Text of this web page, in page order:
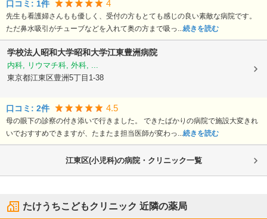
口コミ: 1件 4
先生も看護婦さんもも優しく、受付の方もとても感じの良い素敵な病院です。
ただ鼻水吸引がチューブなどを入れて奥の方まで吸っ...続きを読む
学校法人昭和大学昭和大学江東豊洲病院
内科, リウマチ科, 外科, ...
東京都江東区豊洲5丁目1-38
口コミ: 2件 4.5
母の眼下の診察の付き添いで行きました。 できたばかりの病院で施設大変きれ
いでおすすめできますが、たまたま担当医師が変わっ...続きを読む
江東区(小児科)の病院・クリニック一覧
たけうちこどもクリニック 近隣の薬局